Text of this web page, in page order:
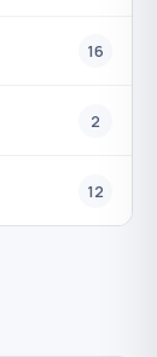
16
2
12